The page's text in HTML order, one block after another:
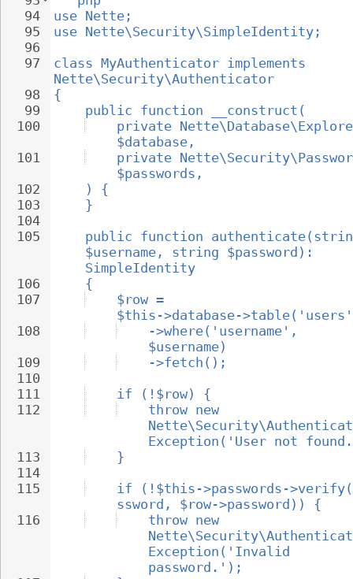
94
95
96
97
98
99
100
101
102
103
104
105
106
107
108
109
110
111
112
113
114
115
116
use Nette;
use Nette\Security\SimpleIdentity;
class MyAuthenticator implements
Nette\Security\Authenticator
{
public function __construct(
private
$database,
private
$passwords,
) {
}
public function
$username, string $password):
SimpleIdentity
{
$row =
$this->database-
->where('username',
$username)
->fetch();
if (!$row) {
throw new
Exception('User not
}
if (!$this->passwords-
ssword, $row->password)) {
throw new
Exception('Invalid
password.');